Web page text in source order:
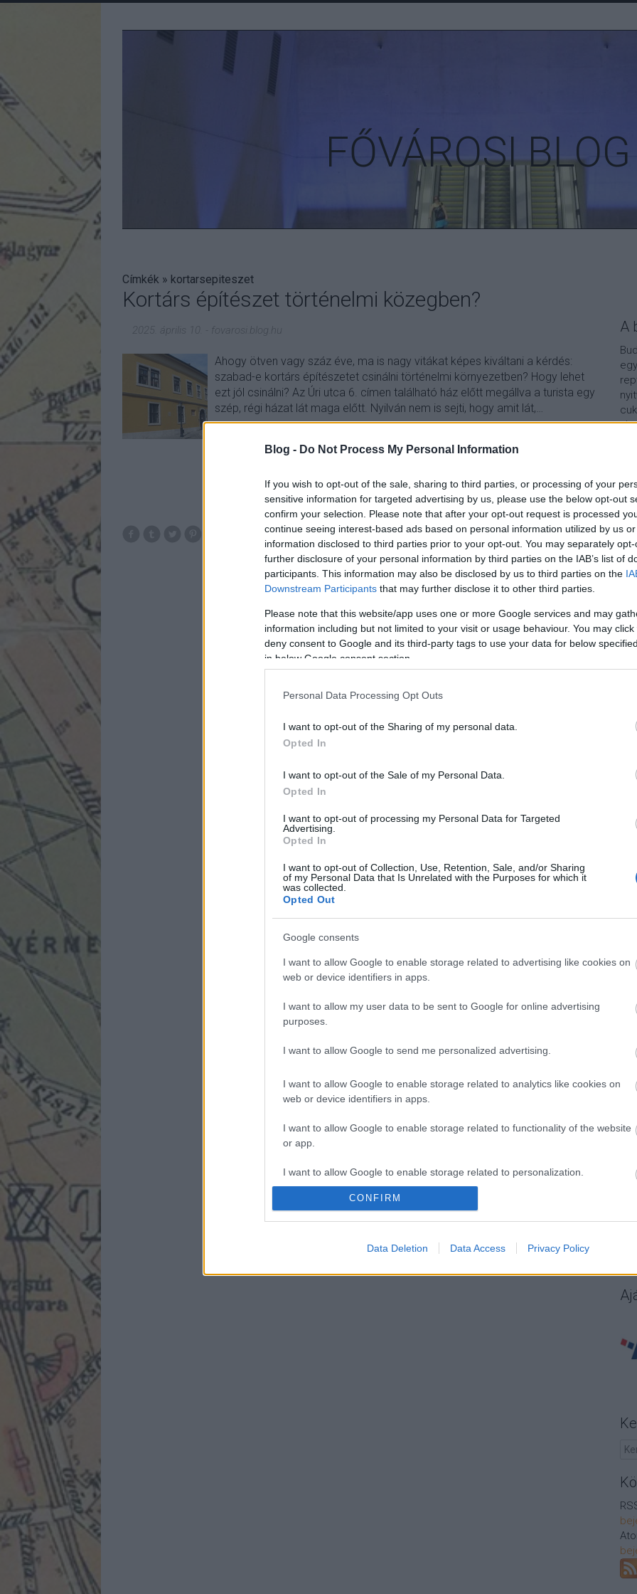
Blog - Do Not Process My Personal Information
If you wish to opt-out of the sale, sharing to third parties, or processing of your
sensitive information for targeted advertising by us, please use the below opt-out
confirm your selection. Please note that after your opt-out request is processed
continue seeing interest-based ads based on personal information utilized by us
information disclosed to third parties prior to your opt-out. You may separately
further disclosure of your personal information by third parties on the IAB’s list of
participants. This information may also be disclosed by us to third parties on the
Downstream Participants that may further disclose it to other third parties.
Please note that this website/app uses one or more Google services and may
information including but not limited to your visit or usage behaviour. You may
deny consent to Google and its third-party tags to use your data for below
in below Google consent section.
Personal Data Processing Opt Outs
I want to opt-out of the Sharing of my personal data.
Opted In
I want to opt-out of the Sale of my Personal Data.
Opted In
I want to opt-out of processing my Personal Data for Targeted
Advertising.
Opted In
I want to opt-out of Collection, Use, Retention, Sale, and/or Sharing
of my Personal Data that Is Unrelated with the Purposes for which it
was collected.
Opted Out
Google consents
I want to allow Google to enable storage related to advertising like cookies on
web or device identifiers in apps.
I want to allow my user data to be sent to Google for online advertising
purposes.
I want to allow Google to send me personalized advertising.
I want to allow Google to enable storage related to analytics like cookies on
web or device identifiers in apps.
I want to allow Google to enable storage related to functionality of the website
or app.
I want to allow Google to enable storage related to personalization.
authentication functionality and fraud prevention, and other user protection.
CONFIRM
Data Deletion Data Access Privacy Policy
FŐVÁROSI BLOG
Címkék » kortarsepiteszet
Kortárs építészet történelmi közegben?
2025. április 10. fovarosi.blog.hu
Ahogy ötven vagy száz éve, ma is nagy vitákat képes kiváltani a kérdés:
szabad-e kortárs építészetet csinálni történelmi környezetben? Hogy lehet
ezt jól csinálni? Az Úri utca 6. címen található ház előtt megállva a turista egy
szép, régi házat lát maga előtt. Nyilván nem is sejti, hogy amit lát,…
TOVÁBB
6komment
epiteszet kortarsepiteszet modernepiteszet
A
A
is
A
A
A
A
A